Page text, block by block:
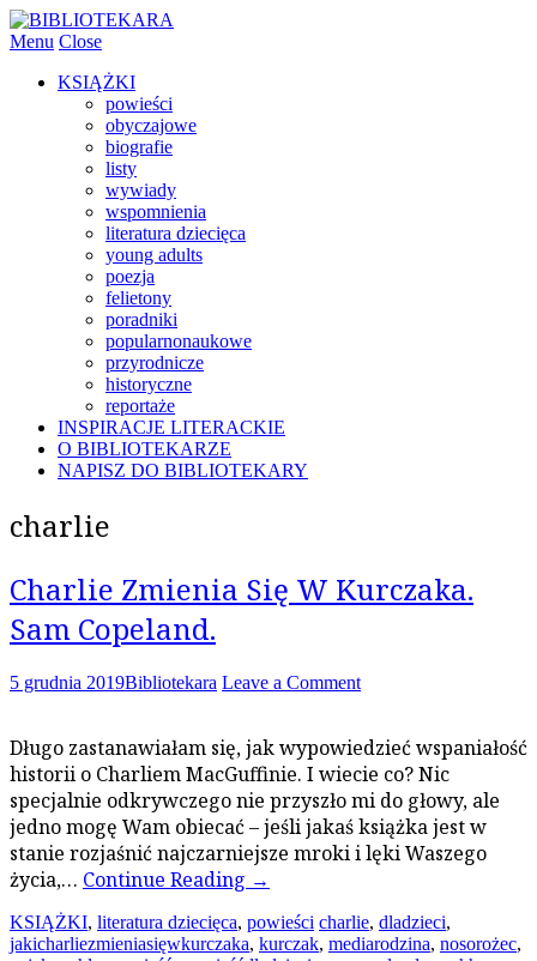
Menu Close
KSIĄŻKI
powieści
obyczajowe
biografie
listy
wywiady
wspomnienia
literatura dziecięca
young adults
poezja
felietony
poradniki
popularnonaukowe
przyrodnicze
historyczne
reportaże
INSPIRACJE LITERACKIE
O BIBLIOTEKARZE
NAPISZ DO BIBLIOTEKARY
charlie
Charlie Zmienia Się W Kurczaka.
Sam Copeland.
5 grudnia 2019Bibliotekara Leave a Comment
Długo zastanawiałam się, jak wypowiedzieć wspaniałość
historii o Charliem MacGuffinie. I wiecie co? Nic
specjalnie odkrywczego nie przyszło mi do głowy, ale
jedno mogę Wam obiecać – jeśli jakaś książka jest w
stanie rozjaśnić najczarniejsze mroki i lęki Waszego
życia,… Continue Reading →
KSIĄŻKI, literatura dziecięca, powieści charlie, dladzieci,
jakicharliezmieniasięwkurczaka, kurczak, mediarodzina, nosorożec,